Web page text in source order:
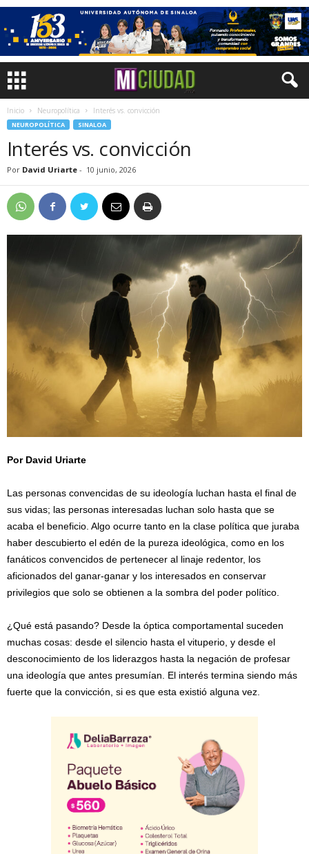
Inicio Neuropolítica Interés vs. convicción
NEUROPOLÍTICA SINALOA
Interés vs. convicción
Por David Uriarte - 10 junio, 2026
Por David Uriarte
Las personas convencidas de su ideología luchan hasta el final de
sus vidas; las personas interesadas luchan solo hasta que se
acaba el beneficio. Algo ocurre tanto en la clase política que juraba
haber descubierto el edén de la pureza ideológica, como en los
fanáticos convencidos de pertenecer al linaje redentor, los
aficionados del ganar-ganar y los interesados en conservar
privilegios que solo se obtienen a la sombra del poder político.
¿Qué está pasando? Desde la óptica comportamental suceden
muchas cosas: desde el silencio hasta el vituperio, y desde el
desconocimiento de los liderazgos hasta la negación de profesar
una ideología que antes presumían. El interés termina siendo más
fuerte que la convicción, si es que esta existió alguna vez.